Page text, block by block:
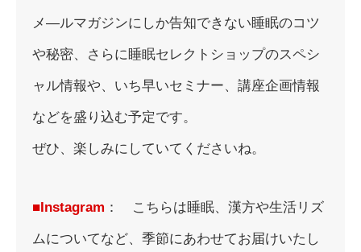
メ―ルマガジンにしか告知できない睡眠のコツ
や秘密、さらに睡眠セレクトショップのスペシ
ャル情報や、いち早いセミナー、講座企画情報
などを盛り込む予定です。
ぜひ、楽しみにしていてくださいね。
■Instagram ： こちらは睡眠、漢方や生活リズ
ムについてなど、季節にあわせてお届けいたし